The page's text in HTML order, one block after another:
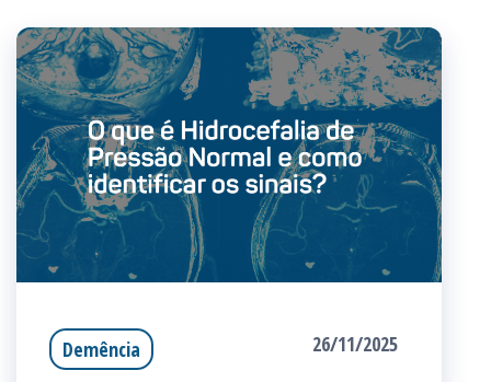
Demência 26/11/2025